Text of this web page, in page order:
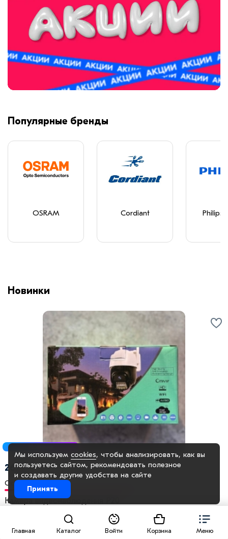
Главная Каталог Войти Корзина Меню
Популярные бренды
OSRAM Cordiant Philips
Новинки
2678 ₽
Осталось 2 шт
Камера видеонаблюдения P20
В корзину
Мы используем cookies, чтобы анализировать, как вы
пользуетесь сайтом, рекомендовать полезное
и создавать другие удобства на сайте
Принять